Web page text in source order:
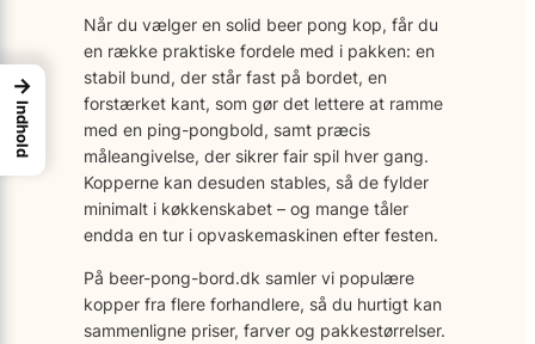
Når du vælger en solid beer pong kop, får du
en række praktiske fordele med i pakken: en
stabil bund, der står fast på bordet, en
forstærket kant, som gør det lettere at ramme
med en ping-pong­bold, samt præcis
måleangivelse, der sikrer fair spil hver gang.
Kopperne kan desuden stables, så de fylder
minimalt i køkkenskabet – og mange tåler
endda en tur i opvaskemaskinen efter festen.
På beer-pong-bord.dk samler vi populære
kopper fra flere forhandlere, så du hurtigt kan
sammenligne priser, farver og pakkestørrelser.
→
Indhold